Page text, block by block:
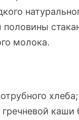
молока.
хлеба;
каши